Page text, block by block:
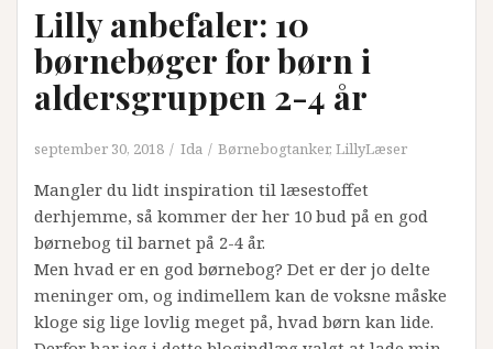
Lilly anbefaler: 10
børnebøger for børn i
aldersgruppen 2-4 år
september 30, 2018 Ida Børnebogtanker, LillyLæser
Mangler du lidt inspiration til læsestoffet
derhjemme, så kommer der her 10 bud på en god
børnebog til barnet på 2-4 år.
Men hvad er en god børnebog? Det er der jo delte
meninger om, og indimellem kan de voksne måske
kloge sig lige lovlig meget på, hvad børn kan lide.